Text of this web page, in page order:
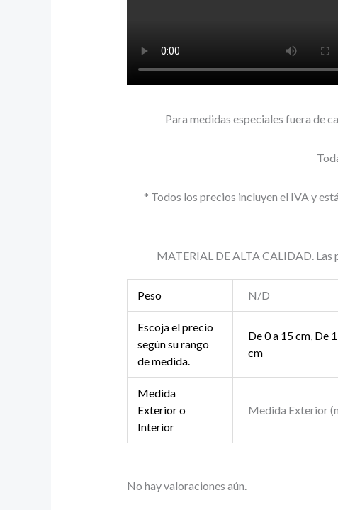
Para medidas especiales fuera de
* Todos los precios incluyen el IVA y
MATERIAL DE ALTA CALIDAD. Las
Peso N/D
Escoja el precio
según su rango
de medida.
De 0 a 15 cm, De
cm
Medida
Exterior o
Interior
Medida Exterior
No hay valoraciones aún.